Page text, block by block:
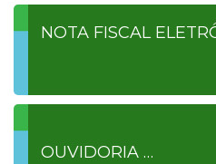
NOTA FISCAL
OUVIDORIA …